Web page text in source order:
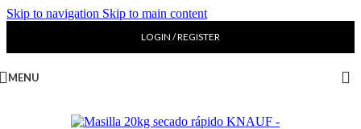
Skip to navigation Skip to main content
LOGIN / REGISTER
MENU